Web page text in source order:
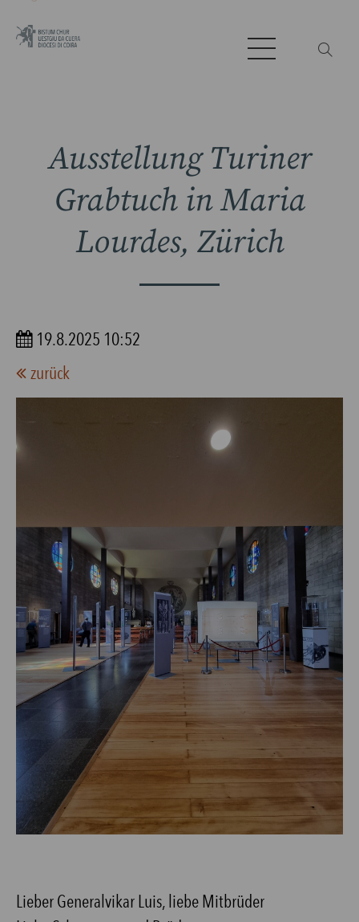
Ausstellung Turiner
Grabtuch in Maria
Lourdes, Zürich
19.8.2025 10:52
zurück
Lieber Generalvikar Luis, liebe Mitbrüder